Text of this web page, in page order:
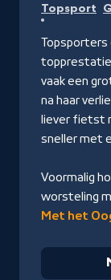
1
Topsport
Topsporters
vaak een
na haar
liever fietst
sneller met
Voormalig
worsteling
Met het